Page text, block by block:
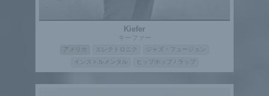
Kiefer
キーファー
アメリカ エレクトロニク
ジャズ・フュージョン
インストルメンタル
ヒップホップ / ラップ